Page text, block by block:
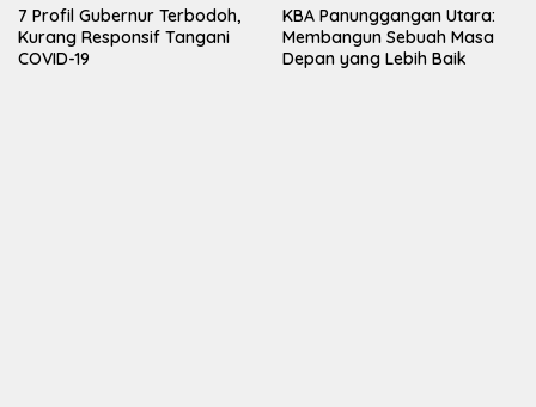
7 Profil Gubernur Terbodoh,
Kurang Responsif Tangani
COVID-19
KBA Panunggangan Utara:
Membangun Sebuah Masa
Depan yang Lebih Baik